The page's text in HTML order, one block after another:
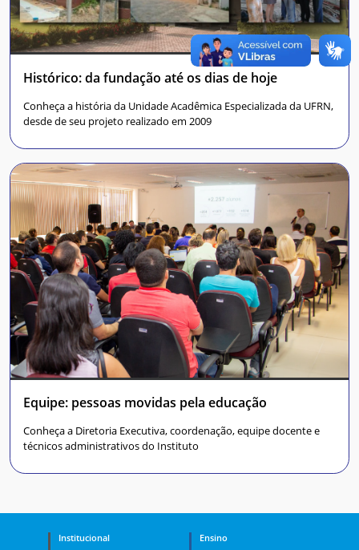
Histórico: da fundação até os dias de hoje
Conheça a história da Unidade Acadêmica Especializada da UFRN,
desde de seu projeto realizado em 2009
Equipe: pessoas movidas pela educação
Conheça a Diretoria Executiva, coordenação, equipe docente e
técnicos administrativos do Instituto
Institucional
Ensino